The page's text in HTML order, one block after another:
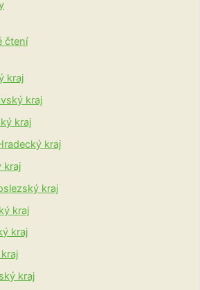
čtení
kraj
kraj
kraj
kraj
kraj
kraj
kraj
kraj
kraj